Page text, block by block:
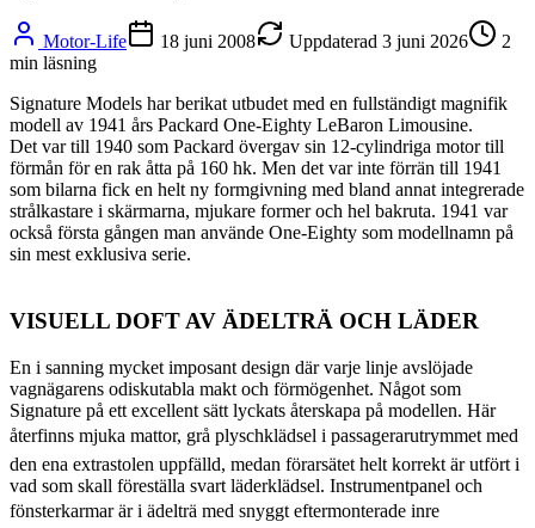
Motor-Life 18 juni 2008 Uppdaterad 3 juni 2026
2
min läsning
Signature Models har berikat utbudet med en fullständigt magnifik
modell av 1941 års Packard One-Eighty LeBaron Limousine.
Det var till 1940 som Packard övergav sin 12-cylindriga motor till
förmån för en rak åtta på 160 hk. Men det var inte förrän till 1941
som bilarna fick en helt ny formgivning med bland annat integrerade
strålkastare i skärmarna, mjukare former och hel bakruta. 1941 var
också första gången man använde One-Eighty som modellnamn på
sin mest exklusiva serie.
VISUELL DOFT AV ÄDELTRÄ OCH LÄDER
En i sanning mycket imposant design där varje linje avslöjade
vagnägarens odiskutabla makt och förmögenhet. Något som
Signature på ett excellent sätt lyckats återskapa på modellen. Här
återfinns mjuka mattor, grå plyschklädsel i passagerarutrymmet med
den ena extrastolen uppfälld, medan förarsätet helt korrekt är utfört i
vad som skall föreställa svart läderklädsel. Instrumentpanel och
fönsterkarmar är i ädelträ med snyggt eftermonterade inre